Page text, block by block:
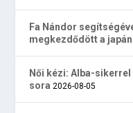
Fa Nándor
megkezdődött a
Női kézi: Alba-
sora 2026-08-05